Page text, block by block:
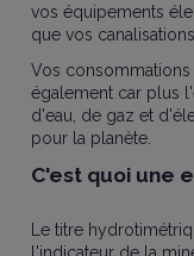
vos équipements
que vos canalisations.
Vos
également car plus
d'eau, de gaz et
pour la planète.
C'est quoi une
Le titre